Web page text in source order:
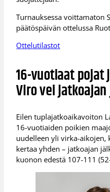
Turnauksessa voittamaton
päätöspäivän ottelussa
Ottelutilastot
16-vuotiaat
Viro vei
Eilen tuplajatkoaikavoiton
16-vuotiaiden poikien
uudelleen yli virka-aikojen,
kertaa yhden – jatkoajan
kuonon edestä 107-111